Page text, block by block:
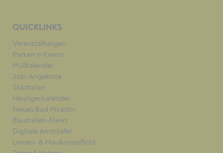
QUICKLINKS
Veranstaltungen
Parken in Krems
Müllkalender
Job-Angebote
Stadtplan
Heurigenkalender
Neues Bad Mirador
Baustellen-News
Digitale Amtstafel
Leinen- & Maulkorbpflicht